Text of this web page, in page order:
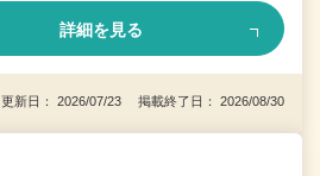
詳細を見る
更新日： 2026/07/23 掲載終了日： 2026/08/30